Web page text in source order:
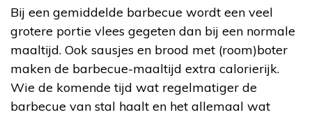
Bij een gemiddelde barbecue wordt een veel
grotere portie vlees gegeten dan bij een normale
maaltijd. Ook sausjes en brood met (room)boter
maken de barbecue-maaltijd extra calorierijk.
Wie de komende tijd wat regelmatiger de
barbecue van stal haalt en het allemaal wat